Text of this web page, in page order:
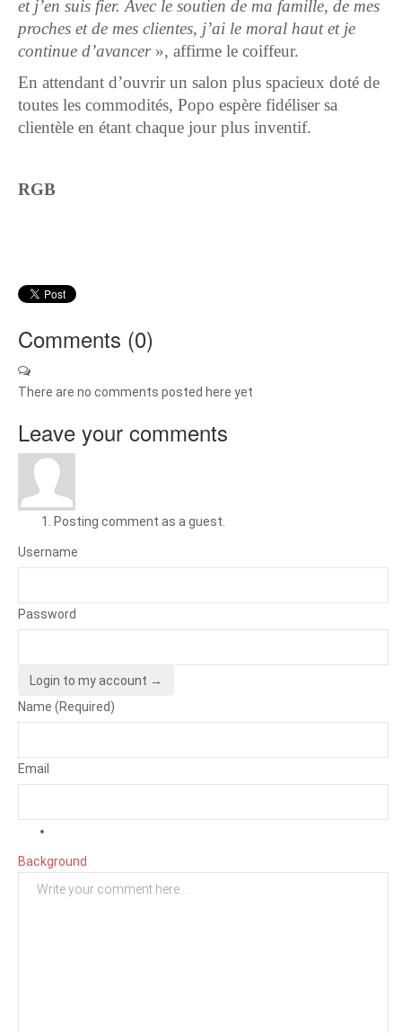
et j’en suis fier. Avec le soutien de ma famille, de mes
proches et de mes clientes, j’ai le moral haut et je
continue d’avancer», affirme le coiffeur.
En attendant d’ouvrir un salon plus spacieux doté de
toutes les commodités, Popo espère fidéliser sa
clientèle en étant chaque jour plus inventif.
RGB
Comments (0)
There are no comments posted here yet
Leave your comments
Posting comment as a guest.
Username
Password
Login to my account →
Name (Required)
Email
Background